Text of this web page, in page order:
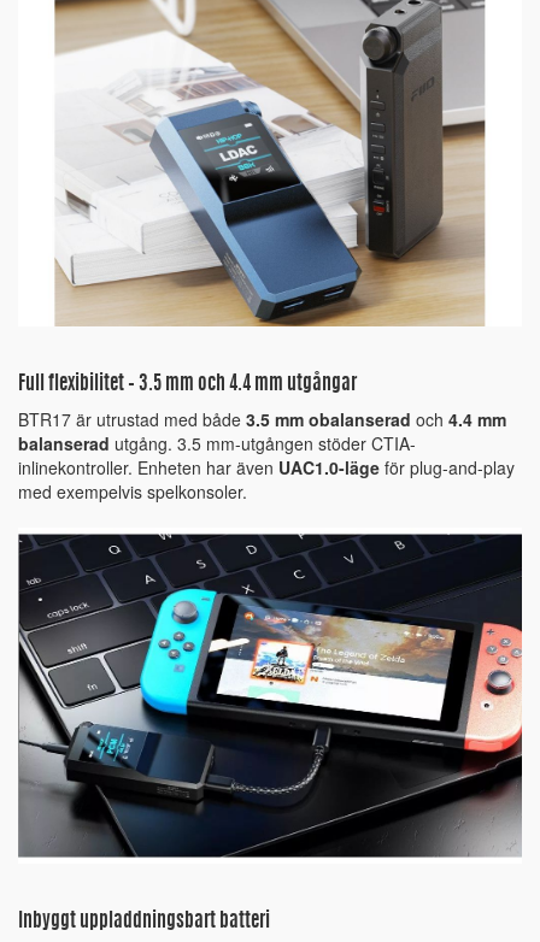
Full flexibilitet – 3.5 mm och 4.4 mm utgångar
BTR17 är utrustad med både 3.5 mm obalanserad och 4.4 mm
balanserad utgång. 3.5 mm-utgången stöder CTIA-
inlinekontroller. Enheten har även UAC1.0-läge för plug-and-play
med exempelvis spelkonsoler.
Inbyggt uppladdningsbart batteri